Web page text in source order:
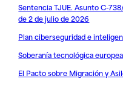
Sentencia TJUE. Asunto C-
de 2 de julio de 2026
Plan ciberseguridad e
Soberanía tecnológica
El Pacto sobre Migración y